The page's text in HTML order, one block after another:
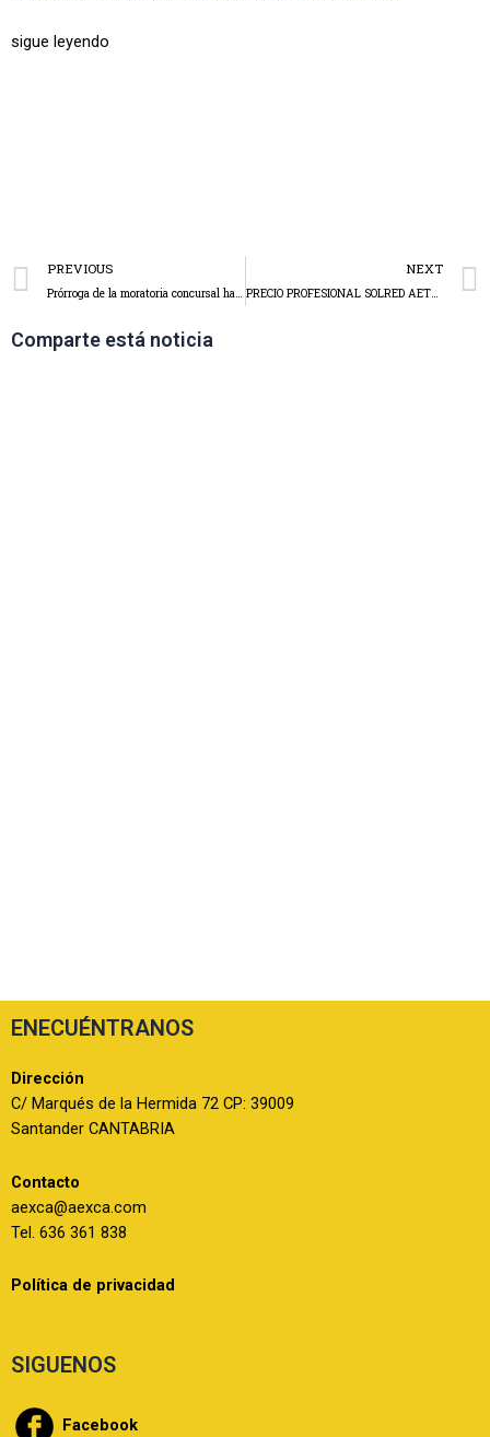
sigue leyendo
PREVIOUS
Prórroga de la moratoria concursal hasta 31 de diciembre
NEXT
PRECIO PROFESIONAL SOLRED AETRAC-CETM CANTABRIA
Comparte está noticia
ENECUÉNTRANOS
Dirección
C/ Marqués de la Hermida 72 CP: 39009
Santander CANTABRIA
Contacto
aexca@aexca.com
Tel. 636 361 838
Política de privacidad
SIGUENOS
Facebook